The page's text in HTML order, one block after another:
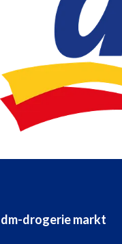
dm-drogerie markt